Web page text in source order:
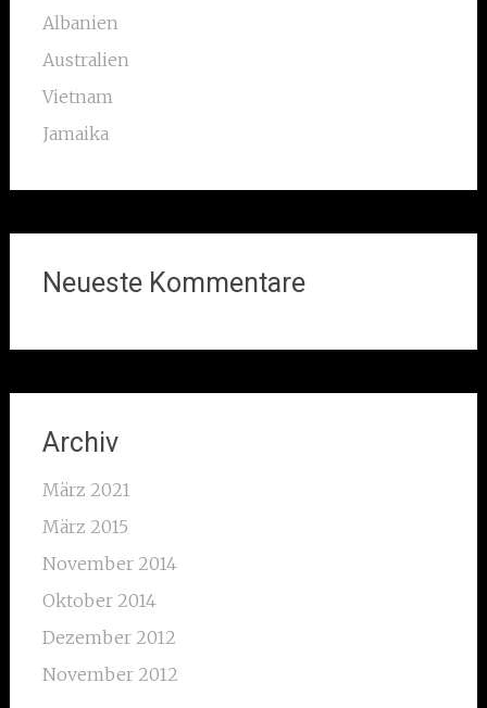
Albanien
Australien
Vietnam
Jamaika
Neueste Kommentare
Archiv
März 2021
März 2015
November 2014
Oktober 2014
Dezember 2012
November 2012